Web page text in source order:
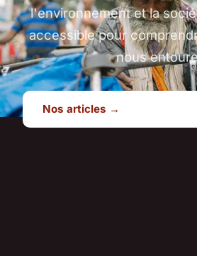
l'environnement et la
accessible pour
nous
Nos articles →